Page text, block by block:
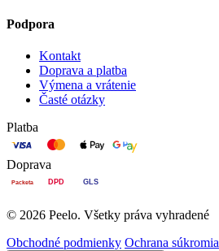
Podpora
Kontakt
Doprava a platba
Výmena a vrátenie
Časté otázky
Platba
Doprava
Packeta DPD GLS
© 2026 Peelo. Všetky práva vyhradené
Obchodné podmienky Ochrana súkromia